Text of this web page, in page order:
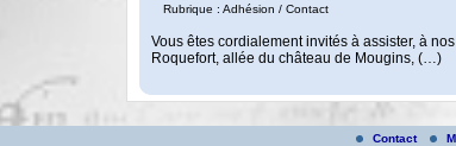
Rubrique : Adhésion / Contact
Vous êtes cordialement invités à assister, à
Roquefort, allée du château de Mougins, (…)
Contact